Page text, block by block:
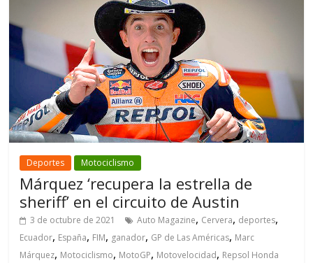
Deportes Motociclismo
Márquez ‘recupera la estrella de
sheriff’ en el circuito de Austin
3 de octubre de 2021 Auto Magazine, Cervera, deportes,
Ecuador, España, FIM, ganador, GP de Las Américas, Marc
Márquez, Motociclismo, MotoGP, Motovelocidad, Repsol Honda